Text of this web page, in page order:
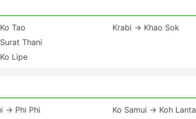
Tao
Thani
Lipe
Krabi → Khao Sok
→ Phi Phi
Ko Samui → Koh Lanta